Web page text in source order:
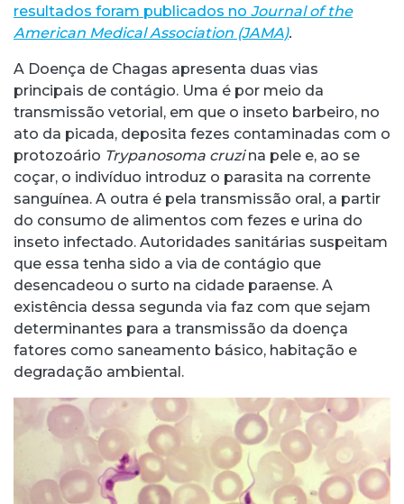
resultados foram publicados no Journal of the
American Medical Association (JAMA).
A Doença de Chagas apresenta duas vias
principais de contágio. Uma é por meio da
transmissão vetorial, em que o inseto barbeiro, no
ato da picada, deposita fezes contaminadas com o
protozoário Trypanosoma cruzina pele e, ao se
coçar, o indivíduo introduz o parasita na corrente
sanguínea. A outra é pela transmissão oral, a partir
do consumo de alimentos com fezes e urina do
inseto infectado. Autoridades sanitárias suspeitam
que essa tenha sido a via de contágio que
desencadeou o surto na cidade paraense. A
existência dessa segunda via faz com que sejam
determinantes para a transmissão da doença
fatores como saneamento básico, habitação e
degradação ambiental.